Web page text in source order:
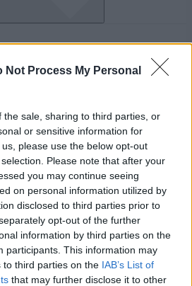
Not Process My Personal
the sale, sharing to third parties, or
or sensitive information for
please use the below opt-out
Please note that after your
you may continue seeing
on personal information utilized by
disclosed to third parties prior to
opt-out of the further
information by third parties on the
participants. This information may
to third parties on the IAB’s List of
that may further disclose it to other